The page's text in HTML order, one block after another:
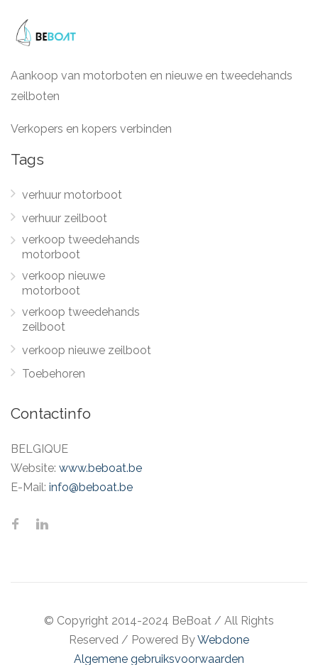
Aankoop van motorboten en nieuwe en tweedehands
zeilboten
Verkopers en kopers verbinden
Tags
verhuur motorboot
verhuur zeilboot
verkoop tweedehands
motorboot
verkoop nieuwe
motorboot
verkoop tweedehands
zeilboot
verkoop nieuwe zeilboot
Toebehoren
Contactinfo
BELGIQUE
Website: www.beboat.be
E-Mail: info@beboat.be
© Copyright 2014-2024 BeBoat / All Rights
Reserved / Powered ByWebdone
Algemene gebruiksvoorwaarden